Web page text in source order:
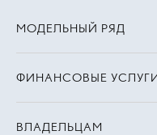
МОДЕЛЬНЫЙ РЯД
ФИНАНСОВЫЕ
ВЛАДЕЛЬЦАМ